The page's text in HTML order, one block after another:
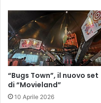
“Bugs Town”, il nuovo set
di “Movieland”
10 Aprile 2026